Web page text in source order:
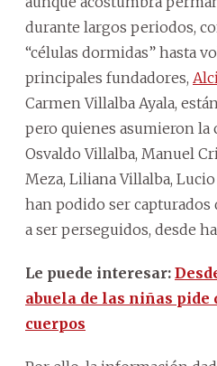
durante largos periodos,
“células dormidas” hasta
principales fundadores,
Carmen Villalba Ayala,
pero quienes asumieron
Osvaldo Villalba, Manuel
Meza, Liliana Villalba,
han podido ser capturados
a ser perseguidos, desde
Le puede interesar:
abuela de las niñas pide
cuerpos